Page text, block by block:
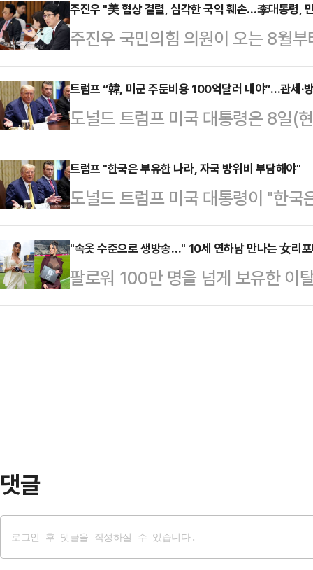
판의 목소리도 적지 않지만, 기대감
탄(탄핵 찬성)파'로 분류되는 한동
과를 극대화하며 민심에 '개혁'의
란 관측이 나온다.전날 혁신위원장
수 의원은 8일 페이스북에 유력 당
수 전 고용노…
주진우 "美 협상 결렬, 심각한 국익 훼손…李대통령,
주진우 국민의힘 의원이 오는 8월
는 도널트 트럼프 미국 대통령의 서
을 향해 "그동안 어떤 대미협상 전
협상에 주력해야 한다고 강조했다.
월 1일부터 우리나라에 상호관세
령실은 최악의 상황을 모면했다는
고 했다. 벌써부터 발 빼는 모습"이
임이다. 시간을 번 것처럼…
트럼프 “韓, 미군 주둔비용 100억달러 내야”…관세·
도널드 트럼프 미국 대통령은 8일(
부담해야 한다”며 주한미군 주둔
원)까지 늘려야 한다고 주장했다.
상황에서 한국과의 방위비 분담금
의도가 깔려 있다는 관측이 나온다.
8일(현지시간) 미 워싱턴 백악관에
을 언급한 뒤 “한국은 부유한 나라
은 매우 적…
트럼프 "한국은 부유한 나라, 자국 방위비 부담해야"
도널드 트럼프 미국 대통령이 "한
다"고 말했다.'로이터 통신' 등에 따
싱톤 백악관에서 열린 내각회의에
다.트럼프 대통령은 "한국은 정말
언급하며 "한국은 미국에 거의 (비
"속옷 수준으로 생방송…" 10세 연하남 만나는 女리
팔로워 100만 명을 넘게 보유한 이
나의 과한 노출 의상이 화제의 중
댓글